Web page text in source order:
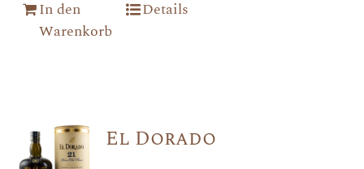
In den
Warenkorb
Details
El Dorado